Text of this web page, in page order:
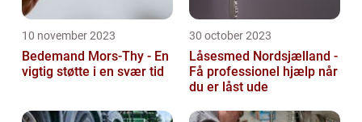
10 november 2023
Bedemand Mors-Thy - En
vigtig støtte i en svær tid
30 october 2023
Låsesmed Nordsjælland -
Få professionel hjælp når
du er låst ude